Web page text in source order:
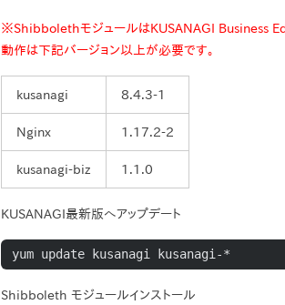
※ShibbolethモジュールはKUSANAGI Business
動作は下記バージョン以上が必要です。
kusanagi 8.4.3-1
Nginx 1.17.2-2
kusanagi-biz 1.1.0
KUSANAGI最新版へアップデート
yum update kusanagi kusanagi-*
Shibboleth モジュールインストール